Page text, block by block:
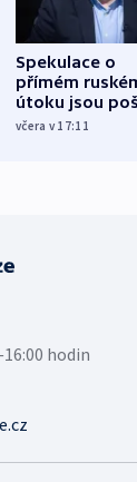
Spekulace o
přímém
útoku jsou
míní estonský
včera v 17:11
hodin